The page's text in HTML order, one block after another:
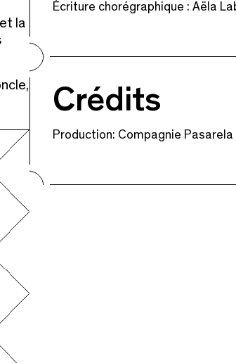
la
Écriture chorégraphique : Aëla
Crédits
Production: Compagnie